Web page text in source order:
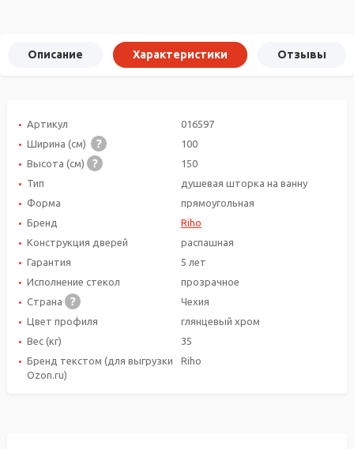
Описание Характеристики Отзывы
Артикул
016597
Ширина (см)
100
Высота (см)
150
Тип
душевая шторка на ванну
Форма
прямоугольная
Бренд
Riho
Конструкция дверей
распашная
Гарантия
5 лет
Исполнение стекол
прозрачное
Страна
Чехия
Цвет профиля
глянцевый хром
Вес (кг)
35
Бренд текстом (для выгрузки
Ozon.ru)
Riho